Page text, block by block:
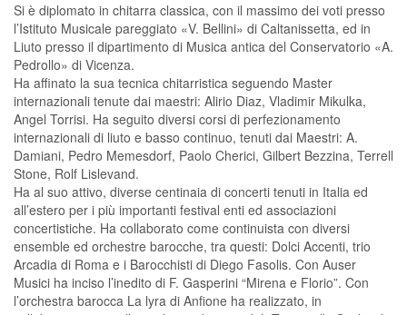
Si è diplomato in chitarra classica, con il massimo dei voti presso
l’Istituto Musicale pareggiato «V. Bellini» di Caltanissetta, ed in
Liuto presso il dipartimento di Musica antica del Conservatorio «A.
Pedrollo» di Vicenza.
Ha affinato la sua tecnica chitarristica seguendo Master
internazionali tenute dai maestri: Alirio Diaz, Vladimir Mikulka,
Angel Torrisi. Ha seguito diversi corsi di perfezionamento
internazionali di liuto e basso continuo, tenuti dai Maestri: A.
Damiani, Pedro Memesdorf, Paolo Cherici, Gilbert Bezzina, Terrell
Stone, Rolf Lislevand.
Ha al suo attivo, diverse centinaia di concerti tenuti in Italia ed
all’estero per i più importanti festival enti ed associazioni
concertistiche. Ha collaborato come continuista con diversi
ensemble ed orchestre barocche, tra questi: Dolci Accenti, trio
Arcadia di Roma e i Barocchisti di Diego Fasolis. Con Auser
Musici ha inciso l’inedito di F. Gasperini “Mirena e Florio”. Con
l’orchestra barocca La lyra di Anfione ha realizzato, in